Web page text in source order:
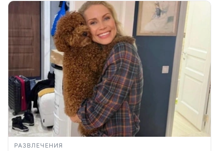
РАЗВЛЕЧЕНИЯ